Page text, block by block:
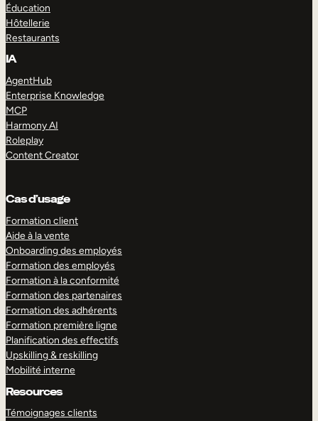
Éducation
Hôtellerie
Restaurants
IA
AgentHub
Enterprise Knowledge
MCP
Harmony AI
Roleplay
Content Creator
Cas d’usage
Formation client
Aide à la vente
Onboarding des employés
Formation des employés
Formation à la conformité
Formation des partenaires
Formation des adhérents
Formation première ligne
Planification des effectifs
Upskilling & reskilling
Mobilité interne
Resources
Témoignages clients